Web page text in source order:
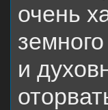
очень
и